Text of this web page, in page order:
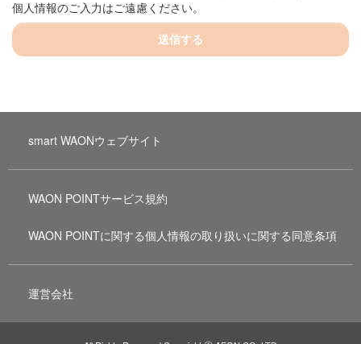
個人情報のご入力はご遠慮ください。
送信する
smart WAONウェブサイト
WAON POINTサービス規約
WAON POINTに関する個人情報の取り扱いに関する同意条項
運営会社